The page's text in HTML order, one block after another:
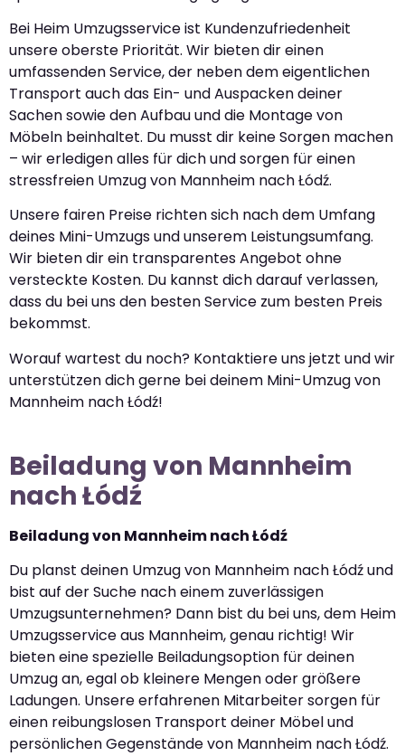
Bei Heim Umzugsservice ist Kundenzufriedenheit
unsere oberste Priorität. Wir bieten dir einen
umfassenden Service, der neben dem eigentlichen
Transport auch das Ein- und Auspacken deiner
Sachen sowie den Aufbau und die Montage von
Möbeln beinhaltet. Du musst dir keine Sorgen machen
– wir erledigen alles für dich und sorgen für einen
stressfreien Umzug von Mannheim nach Łódź.
Unsere fairen Preise richten sich nach dem Umfang
deines Mini-Umzugs und unserem Leistungsumfang.
Wir bieten dir ein transparentes Angebot ohne
versteckte Kosten. Du kannst dich darauf verlassen,
dass du bei uns den besten Service zum besten Preis
bekommst.
Worauf wartest du noch? Kontaktiere uns jetzt und wir
unterstützen dich gerne bei deinem Mini-Umzug von
Mannheim nach Łódź!
Beiladung von Mannheim
nach Łódź
Beiladung von Mannheim nach Łódź
Du planst deinen Umzug von Mannheim nach Łódź und
bist auf der Suche nach einem zuverlässigen
Umzugsunternehmen? Dann bist du bei uns, dem Heim
Umzugsservice aus Mannheim, genau richtig! Wir
bieten eine spezielle Beiladungsoption für deinen
Umzug an, egal ob kleinere Mengen oder größere
Ladungen. Unsere erfahrenen Mitarbeiter sorgen für
einen reibungslosen Transport deiner Möbel und
persönlichen Gegenstände von Mannheim nach Łódź.